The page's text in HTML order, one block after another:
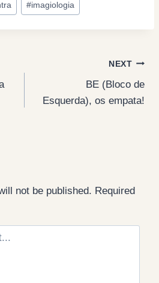
#imagiologia
NEXT
BE (Bloco de
Esquerda), os empata!
not be published. Required